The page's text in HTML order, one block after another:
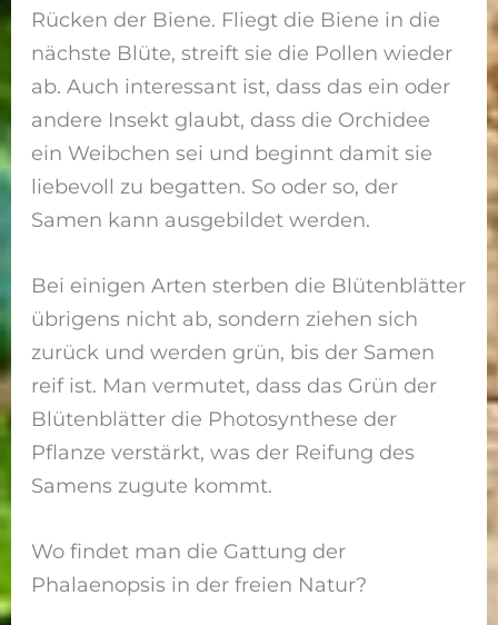
Rücken der Biene. Fliegt die Biene in die
nächste Blüte, streift sie die Pollen wieder
ab. Auch interessant ist, dass das ein oder
andere Insekt glaubt, dass die Orchidee
ein Weibchen sei und beginnt damit sie
liebevoll zu begatten. So oder so, der
Samen kann ausgebildet werden.
Bei einigen Arten sterben die Blütenblätter
übrigens nicht ab, sondern ziehen sich
zurück und werden grün, bis der Samen
reif ist. Man vermutet, dass das Grün der
Blütenblätter die Photosynthese der
Pflanze verstärkt, was der Reifung des
Samens zugute kommt.
Wo findet man die Gattung der
Phalaenopsis in der freien Natur?